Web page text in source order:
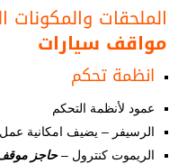
الملحقات والمكونات
مواقف سيارات
انظمة تحكم
عمود لأنظمة التحكم
الرسيفر – يضيف امكانية عمل
الريموت كنترول –حاجز موقف